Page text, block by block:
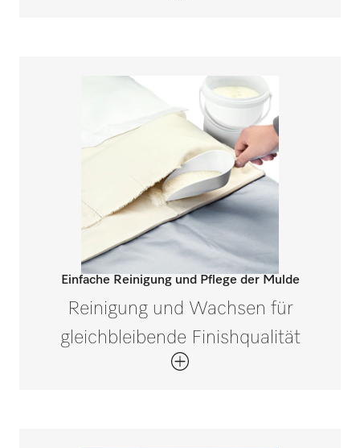
Einfache Reinigung und Pflege der Mulde
Reinigung und Wachsen für
gleichbleibende Finishqualität